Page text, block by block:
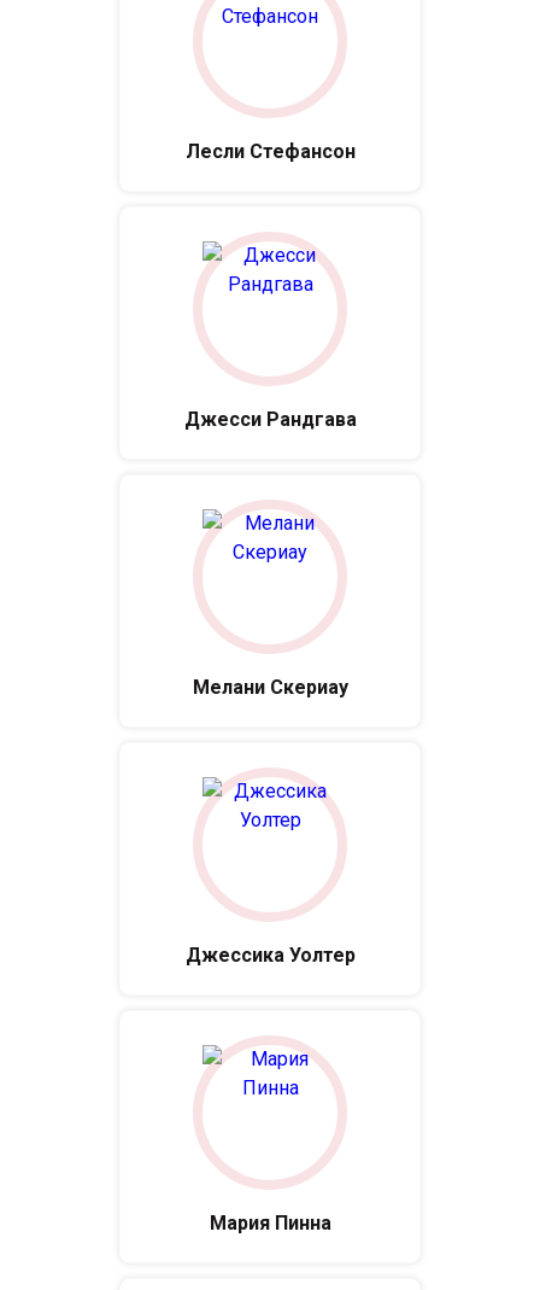
Лесли Стефансон
Джесси Рандгава
Мелани Скериау
Джессика Уолтер
Мария Пинна